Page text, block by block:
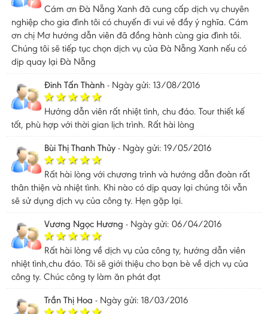
Cám ơn Đà Nẵng Xanh đã cung cấp dịch vụ chuyên
nghiệp cho gia đình tôi có chuyến đi vui vẻ đầy ý nghĩa. Cám
ơn chị Mơ hướng dẫn viên đã đồng hành cùng gia đình tôi.
Chúng tôi sẽ tiếp tục chọn dịch vụ của Đà Nẵng Xanh nếu có
dịp quay lại Đà Nẵng
Đinh Tấn Thành - Ngày gửi: 13/08/2016
Hướng dẫn viên rất nhiệt tình, chu đáo. Tour thiết kế
tốt, phù hợp với thời gian lịch trình. Rất hài lòng
Bùi Thị Thanh Thủy - Ngày gửi: 19/05/2016
Rất hài lòng với chương trình và hướng dẫn đoàn rất
thân thiện và nhiệt tình. Khi nào có dịp quay lại chúng tôi vẫn
sẽ sử dụng dịch vụ của công ty. Hẹn gặp lại.
Vương Ngọc Hương - Ngày gửi: 06/04/2016
Rất hài lòng về dịch vụ của công ty, hướng dẫn viên
nhiệt tình,chu đáo. Tôi sẽ giới thiệu cho bạn bè về dịch vụ của
công ty. Chúc công ty làm ăn phát đạt
Trần Thị Hoa - Ngày gửi: 18/03/2016